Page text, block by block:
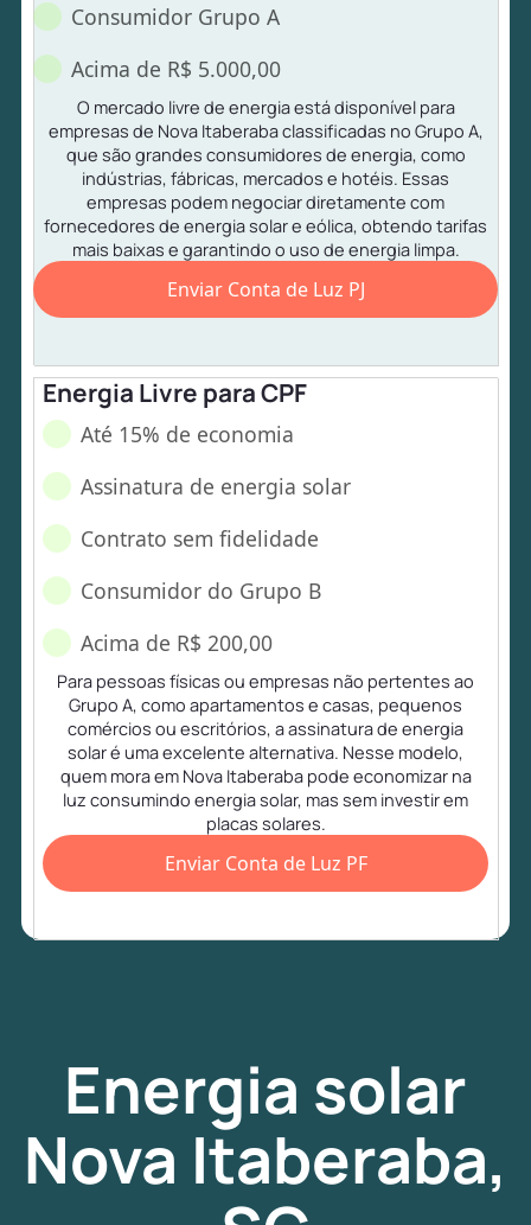
Consumidor Grupo A
Acima de R$ 5.000,00
O mercado livre de energia está disponível para
empresas de Nova Itaberaba classificadas no Grupo A,
que são grandes consumidores de energia, como
indústrias, fábricas, mercados e hotéis. Essas
empresas podem negociar diretamente com
fornecedores de energia solar e eólica, obtendo tarifas
mais baixas e garantindo o uso de energia limpa.
Enviar Conta de Luz PJ
Energia Livre para CPF
Até 15% de economia
Assinatura de energia solar
Contrato sem fidelidade
Consumidor do Grupo B
Acima de R$ 200,00
Para pessoas físicas ou empresas não pertentes ao
Grupo A, como apartamentos e casas, pequenos
comércios ou escritórios, a assinatura de energia
solar é uma excelente alternativa. Nesse modelo,
quem mora em Nova Itaberaba pode economizar na
luz consumindo energia solar, mas sem investir em
placas solares.
Enviar Conta de Luz PF
Energia solar
Nova Itaberaba,